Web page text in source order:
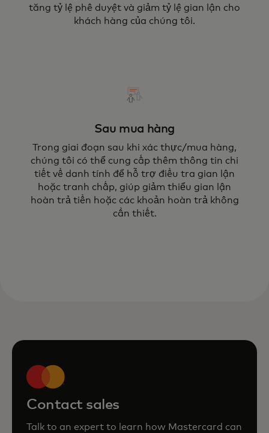
tăng tỷ lệ phê duyệt và giảm tỷ lệ gian lận cho
khách hàng của chúng tôi.
Sau mua hàng
Trong giai đoạn sau khi xác thực/mua hàng,
chúng tôi có thể cung cấp thêm thông tin chi
tiết về danh tính để hỗ trợ điều tra gian lận
hoặc tranh chấp, giúp giảm thiểu gian lận
hoàn trả tiền hoặc các khoản hoàn trả không
cần thiết.
Contact sales
Talk to an expert to learn how Mastercard can